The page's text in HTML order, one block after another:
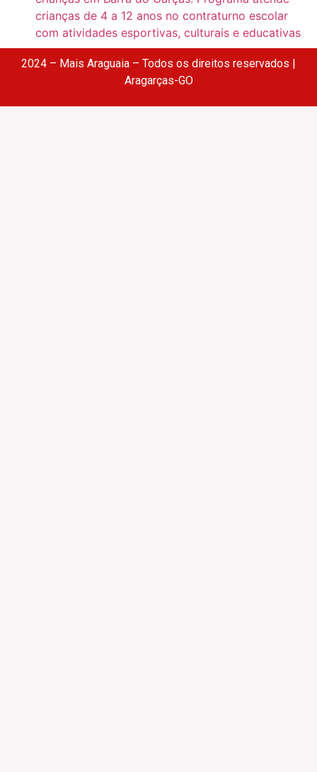
crianças de 4 a 12 anos no contraturno escolar
com atividades esportivas, culturais e educativas
2024 – Mais Araguaia – Todos os direitos reservados |
Aragarças-GO